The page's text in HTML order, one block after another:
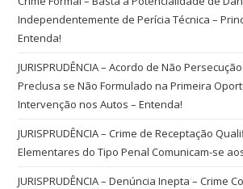
Independentemente de Perícia Técnica –
Entenda!
JURISPRUDÊNCIA – Acordo de Não
Preclusa se Não Formulado na Primeira
Intervenção nos Autos – Entenda!
JURISPRUDÊNCIA – Crime de Receptação
Elementares do Tipo Penal Comunicam-se
JURISPRUDÊNCIA – Denúncia Inepta – Crime